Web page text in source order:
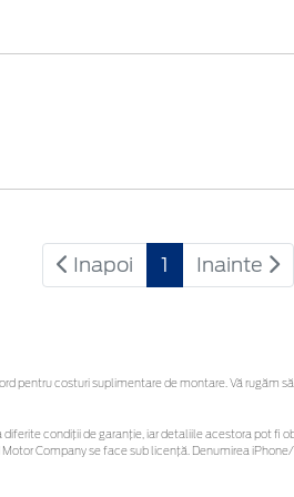
Inapoi 1 Inainte
pentru costuri suplimentare de montare. Vă rugăm
condiții de garanție, iar detaliile acestora pot fi
Company se face sub licență. Denumirea